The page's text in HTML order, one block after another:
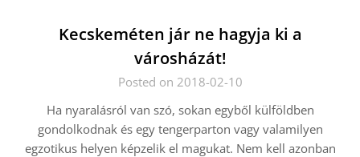
Kecskeméten jár ne hagyja ki a
városházát!
Posted on 2018-02-10
Ha nyaralásról van szó, sokan egyből külföldben
gondolkodnak és egy tengerparton vagy valamilyen
egzotikus helyen képzelik el magukat. Nem kell azonban